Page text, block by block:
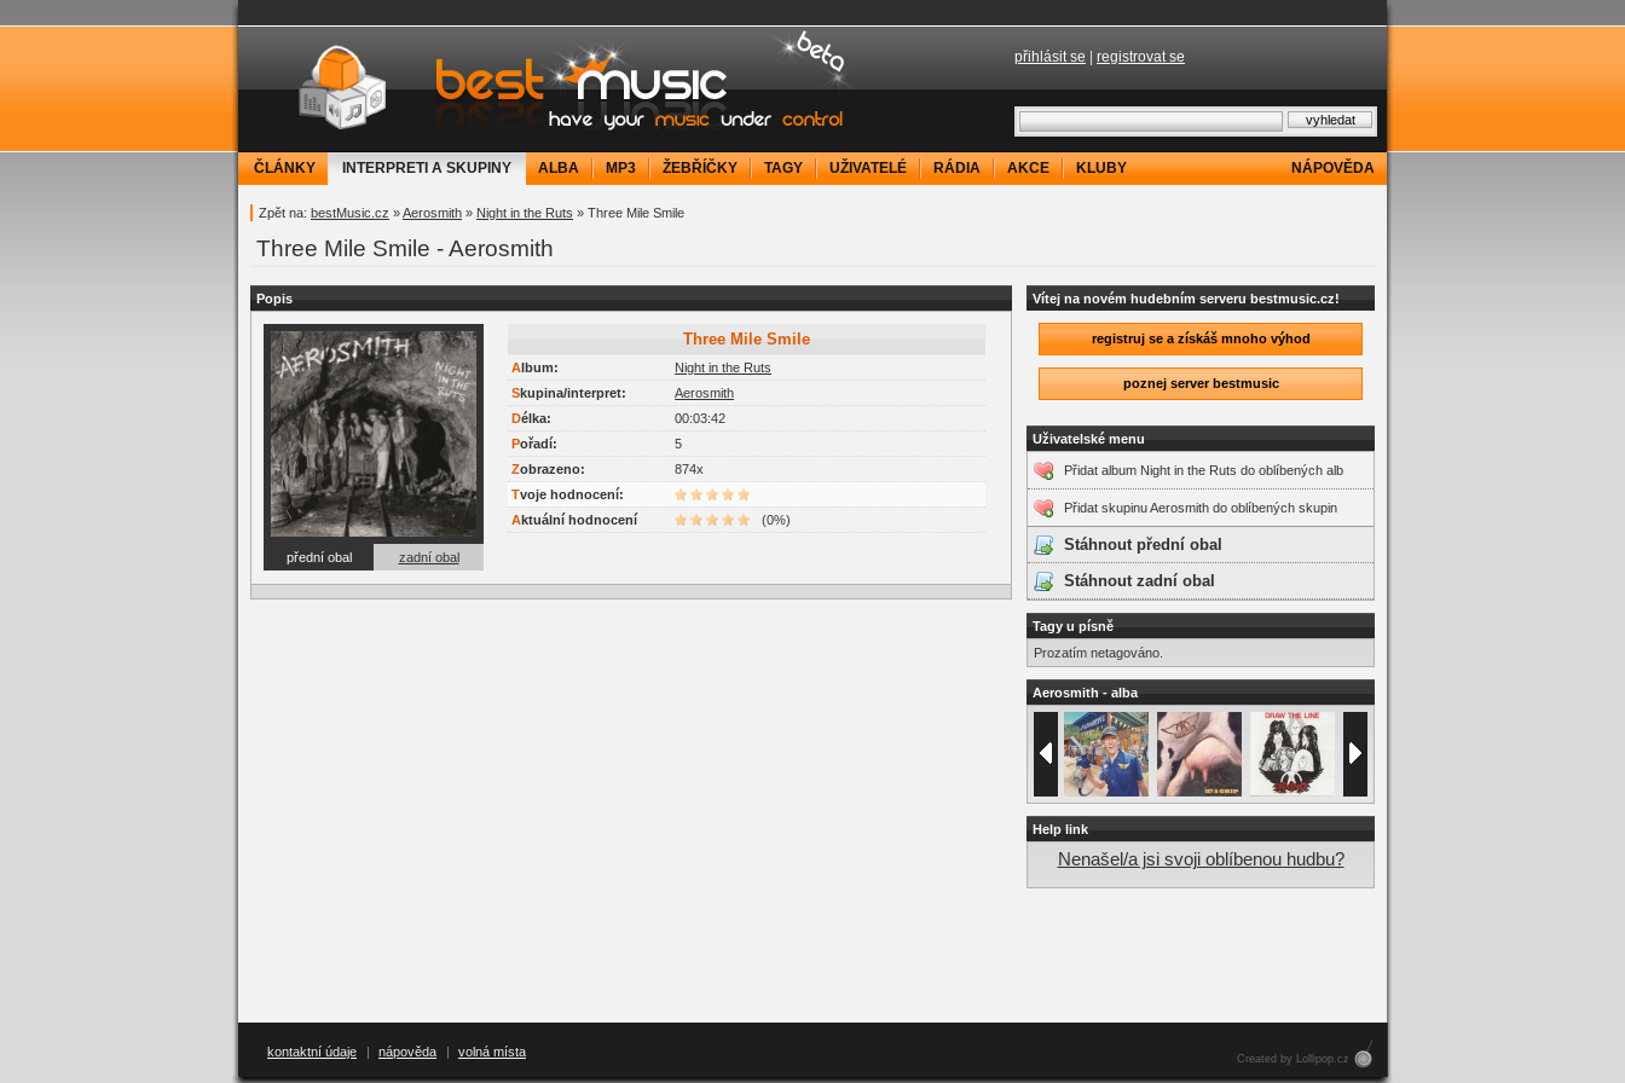
bestMusic.cz - Have your music under control
přihlásit se registrovat se
ČLÁNKY INTERPRETI A SKUPINY ALBA MP3 ŽEBŘÍČKY TAGY UŽIVATELÉ RÁDIA AKCE KLUBY NÁPOVĚDA
Zpět na: bestMusic.cz »Aerosmith » Night in the Ruts » Three Mile Smile
Three Mile Smile - Aerosmith
Popis
přední obal zadní obal
Three Mile Smile
Album:
Night in the Ruts
Skupina/interpret:
Aerosmith
Délka:
00:03:42
Pořadí:
5
Zobrazeno:
874x
Tvoje hodnocení:
Aktuální hodnocení
(0%)
Vítej na novém hudebním serveru bestmusic.cz!
registruj se a získáš mnoho výhod
poznej server bestmusic
Uživatelské menu
Přidat album Night in the Ruts do oblíbených alb
Přidat skupinu Aerosmith do oblíbených skupin
Stáhnout přední obal
Stáhnout zadní obal
Tagy u písně
Prozatím netagováno.
Aerosmith - alba
Help link
Nenašel/a jsi svoji oblíbenou hudbu?
kontaktní údaje | nápověda | volná místa Created by Lollipop.cz